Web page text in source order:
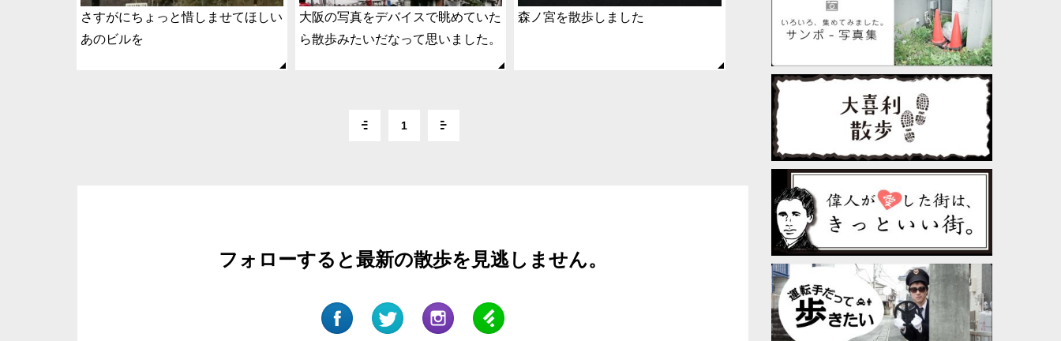
さすがにちょっと惜しませてほしい
あのビルを
大阪の写真をデバイスで眺めていた
ら散歩みたいだなって思いました。
森ノ宮を散歩しました
1
フォローすると最新の散歩を見逃しません。